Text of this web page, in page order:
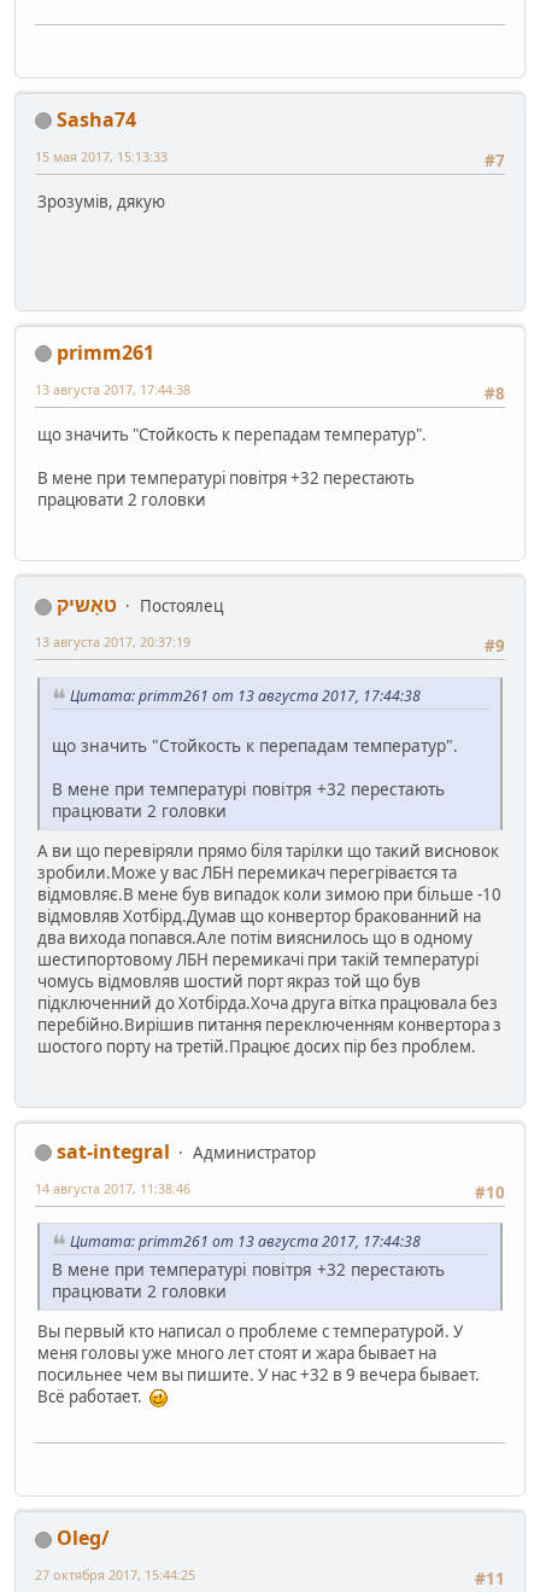
Sasha74
#7
15 мая 2017, 15:13:33
Зрозумів, дякую
primm261
#8
13 августа 2017, 17:44:38
що значить "Стойкость к перепадам температур".
В мене при температурі повітря +32 перестають
працювати 2 головки
טאָשיק
Постоялец
#9
13 августа 2017, 20:37:19
Цитата: primm261 от 13 августа 2017, 17:44:38
що значить "Стойкость к перепадам температур".
В мене при температурі повітря +32 перестають
працювати 2 головки
А ви що перевіряли прямо біля тарілки що такий висновок
зробили.Може у вас ЛБН перемикач перегріваєтся та
відмовляє.В мене був випадок коли зимою при більше -10
відмовляв Хотбірд.Думав що конвертор бракованний на
два вихода попався.Але потім вияснилось що в одному
шестипортовому ЛБН перемикачі при такій температурі
чомусь відмовляв шостий порт якраз той що був
підключенний до Хотбірда.Хоча друга вітка працювала без
перебійно.Вирішив питання переключенням конвертора з
шостого порту на третій.Працює досих пір без проблем.
sat-integral
Администратор
#10
14 августа 2017, 11:38:46
Цитата: primm261 от 13 августа 2017, 17:44:38
В мене при температурі повітря +32 перестають
працювати 2 головки
Вы первый кто написал о проблеме с температурой. У
меня головы уже много лет стоят и жара бывает на
посильнее чем вы пишите. У нас +32 в 9 вечера бывает.
Всё работает.
Oleg/
#11
27 октября 2017, 15:44:25